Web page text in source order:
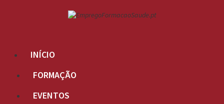
INÍCIO
FORMAÇÃO
EVENTOS